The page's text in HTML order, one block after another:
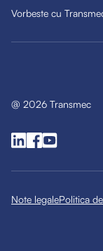
Vorbeste cu
@ 2026 Transmec
Note legalePolitica